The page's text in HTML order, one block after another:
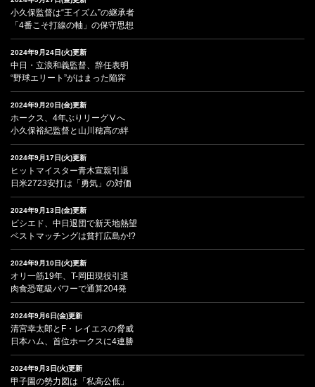
小久保監督は“王イズム”の継承者
「4番こそ打線の軸」の保守思想
2024年9月24日(火)更新
中日・立浪和義監督、辞任表明
“野球エリート”がはまった陥穽
2024年9月20日(金)更新
ホークス、4年ぶりリーグⅤへ
小久保裕紀監督と山川穂高の絆
2024年9月17日(火)更新
ヒットマイスター青木宣親引退
日米2723安打は「勇気」の対価
2024年9月13日(金)更新
ビシエド、中日退団で新天地熱望
ベストマッチングは貧打広島か!?
2024年9月10日(火)更新
オリ一筋19年、T-岡田現役引退
肉食恐竜級パワーで通算204発
2024年9月6日(金)更新
清宮幸太郎とF・レイエスの脅威
日本ハム、首位ホークスに4連勝
2024年9月3日(火)更新
甲子園の勢力図は「私高公低」